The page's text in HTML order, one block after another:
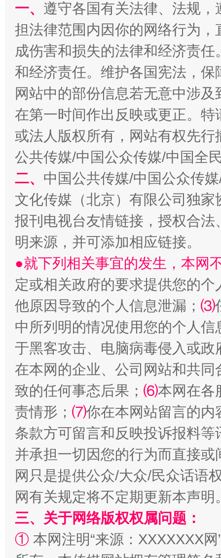
受贿1.44亿！段成刚被判无期 从幼
全民健身五年计划来了！等你上场
阿坝州三大球赛在茂县开幕 规模
扯下公款旅游的“隐身衣” 如何以
一、 遵守各国有关法律、法规
担法律范围内因你的网络行为
成伤害和损失的法律和经济责
和经济责任。维护各国宪法，
网站中的部份信息若无意中涉
在第一时间作出反映或更正。
或法人版权所有，网站有权先
公共传媒/中国公众传媒/中国全
二、 中国公共传媒/中国公众传
文化传媒（北京）有限公司独
报刊电视台友情链接，授权合
明来源，并可添加相应链接。
●就下列相关事宜的发生，本网
定或相关政府的要求提供您的个
他原因导致的个人信息泄漏； ⑶
中所列明的情况使用您的个人
于黑客攻击、电脑病毒侵入或
在本网的企业、公司网站和共
致的任何事态后果； ⑹本网在各
责情形； ⑺你在本网站留言的内
条款方可留言和反映投诉报料
并承担一切因您的行为而直接
网只是提供公众/大众/民众话语
网有关规定将不定期更新本声明
三、关于网络版权权属问题：
① 本网注明“来源：XXXXXXX